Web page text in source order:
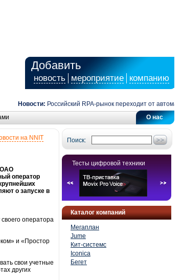
Добавить
новость мероприятие компанию
Новости: Российский RPA-рынок переходит от
О нас
Поиск:
Тесты цифровой техники
Каталог компаний
Мегаплан
Jume
Кит-системс
Iconica
Бегет
на NNIT
ОАО
оператор
о запуске в
оператора
и «Простор
свои учетные
других